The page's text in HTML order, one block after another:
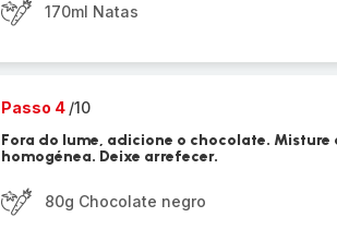
170ml Natas
Passo 4 /10
Fora do lume, adicione o chocolate.
homogénea. Deixe arrefecer.
80g Chocolate negro